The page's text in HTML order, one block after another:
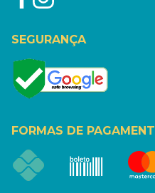
SEGURANÇA
FORMAS DE